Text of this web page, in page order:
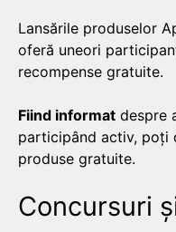
Lansările produselor
oferă uneori
recompense gratuite.
Fiind informat despre
participând activ, poți
produse gratuite.
Concursuri